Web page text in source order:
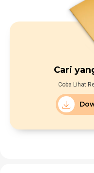
Cari
Coba Lihat